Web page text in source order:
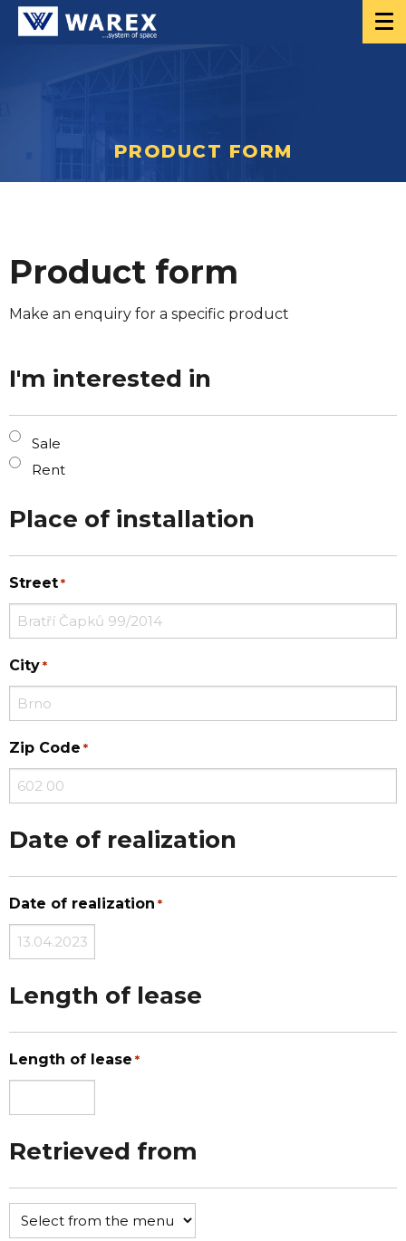
PRODUCT FORM
Product form
Make an enquiry for a specific product
I'm interested in
I'm
interested
Sale
Rent
Place of installation
Street *
City *
Zip Code *
Date of realization
Date of realization *
Length of lease
Length of lease *
Retrieved from
Využití